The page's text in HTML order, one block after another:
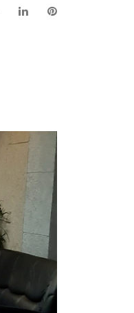
Google+LinkedIn